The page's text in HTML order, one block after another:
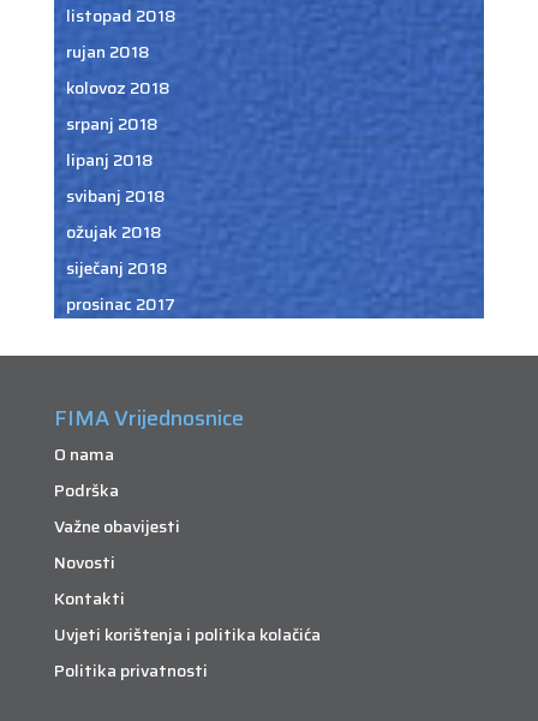
listopad 2018
rujan 2018
kolovoz 2018
srpanj 2018
lipanj 2018
svibanj 2018
ožujak 2018
siječanj 2018
prosinac 2017
FIMA Vrijednosnice
O nama
Podrška
Važne obavijesti
Novosti
Kontakti
Uvjeti korištenja i politika kolačića
Politika privatnosti